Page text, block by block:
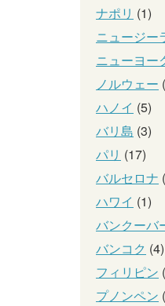
ナポリ (1)
ニュージー
ニューヨー
ノルウェー
ハノイ (5)
バリ島 (3)
パリ (17)
バルセロナ
ハワイ (1)
バンクーバ
バンコク (4)
フィリピン
プノンペン